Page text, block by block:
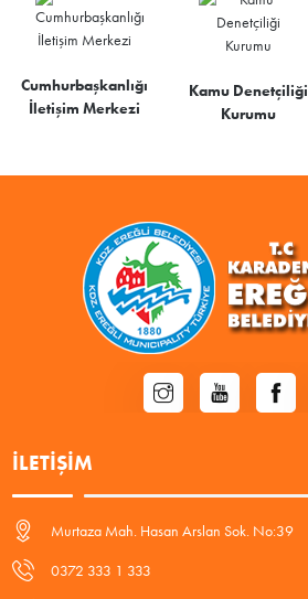
Cumhurbaşkanlığı
İletişim Merkezi
Kamu Denetçiliği
Kurumu
İLETIŞIM
Murtaza Mah. Hasan Arslan Sok. No:39
0372 333 1 333